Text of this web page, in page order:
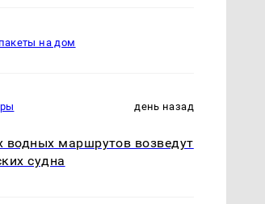
на дом
день назад
водных маршрутов возведут
судна